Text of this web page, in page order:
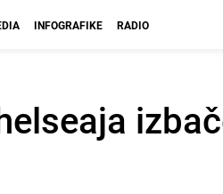
INFOGRAFIKE RADIO